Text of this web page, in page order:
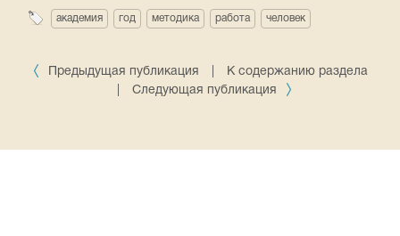
академия год методика работа человек
Предыдущая публикация
К содержанию раздела
Следующая публикация